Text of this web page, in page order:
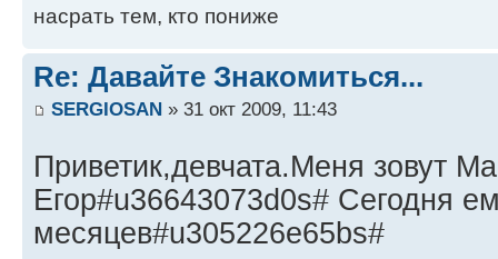
насрать тем, кто пониже
Re: Давайте Знакомиться...
SERGIOSAN » 31 окт 2009, 11:43
Приветик,девчата.Меня зовут
Егор#u36643073d0s# Сегодня
месяцев#u305226e65bs#